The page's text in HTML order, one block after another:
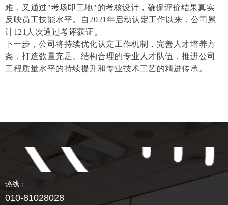
难，又通过"考场即工地"的考核设计，确保评价结果真实
反映员工技能水平。自2021年启动认定工作以来，公司累
计121人次通过考评获证。
下一步，公司将持续优化认定工作机制，完善人才培养方
案，打造数量充足、结构合理的专业人才队伍，推进公司
工程质量水平的持续提升和专业技术工艺的精进传承。
热线：
010-81028028